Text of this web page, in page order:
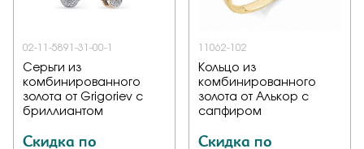
02-11-5891-31-00-1
Серьги из
комбинированного
золота от Grigoriev с
бриллиантом
Скидка по
11062-102
Кольцо из
комбинированного
золота от Алькор с
сапфиром
Скидка по